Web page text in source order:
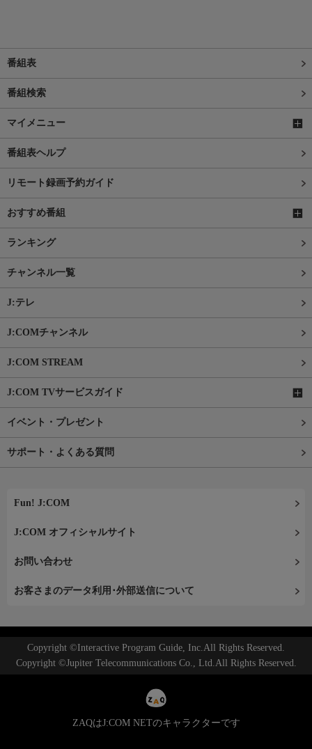
番組表
番組検索
マイメニュー
番組表ヘルプ
リモート録画予約ガイド
おすすめ番組
ランキング
チャンネル一覧
J:テレ
J:COMチャンネル
J:COM STREAM
J:COM TVサービスガイド
イベント・プレゼント
サポート・よくある質問
Fun! J:COM
J:COM オフィシャルサイト
お問い合わせ
お客さまのデータ利用･外部送信について
Copyright ©Interactive Program Guide, Inc.All Rights Reserved.
Copyright ©Jupiter Telecommunications Co., Ltd.All Rights Reserved.
ZAQはJ:COM NETのキャラクターです